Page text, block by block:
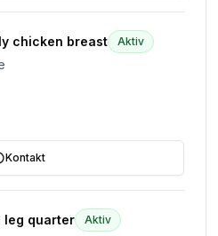
chicken breast Aktiv
Kontakt
leg quarter Aktiv